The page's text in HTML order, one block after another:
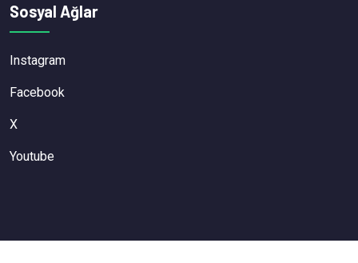
Sosyal Ağlar
Instagram
Facebook
X
Youtube